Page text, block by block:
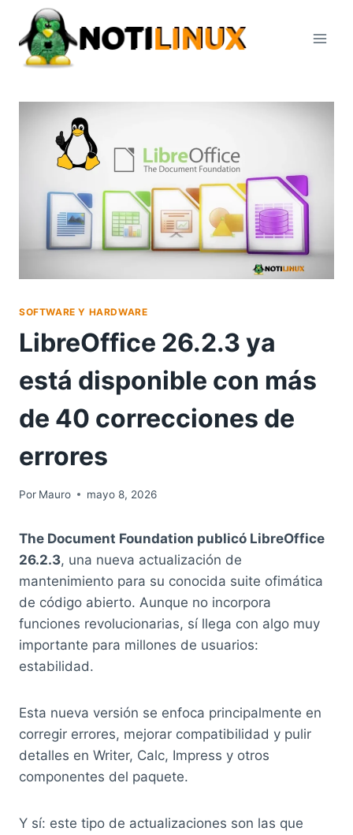
Saltar
contenido
SOFTWARE Y HARDWARE
LibreOffice 26.2.3 ya
está disponible con más
de 40 correcciones de
errores
Por Mauro mayo 8, 2026
The Document Foundation publicó LibreOffice
26.2.3, una nueva actualización de
mantenimiento para su conocida suite ofimática
de código abierto. Aunque no incorpora
funciones revolucionarias, sí llega con algo muy
importante para millones de usuarios:
estabilidad.
Esta nueva versión se enfoca principalmente en
corregir errores, mejorar compatibilidad y pulir
detalles en Writer, Calc, Impress y otros
componentes del paquete.
Y sí: este tipo de actualizaciones son las que